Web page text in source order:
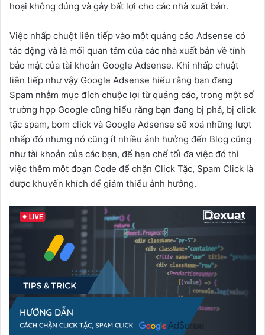
hoại không đúng và gây bất lợi cho các nhà xuất bản.
Việc nhấp chuột liên tiếp vào một quảng cáo Adsense có
tác động và là mối quan tâm của các nhà xuất bản về tính
bảo mật của tài khoản Google Adsense. Khi nhấp chuật
liên tiếp như vậy Google Adsense hiểu rằng bạn đang
Spam nhằm mục đích chuộc lợi từ quảng cáo, trong một số
trường hợp Google cũng hiểu rằng bạn đang bị phá, bị click
tặc spam, bom click và Google Adsense sẽ xoá những lượt
nhấp đó nhưng nó cũng ít nhiều ảnh hưởng đến Blog cũng
như tài khoản của các bạn, để hạn chế tối đa việc đó thì
việc thêm một đoạn Code để chặn Click Tặc, Spam Click là
được khuyến khích để giảm thiểu ảnh hưởng.